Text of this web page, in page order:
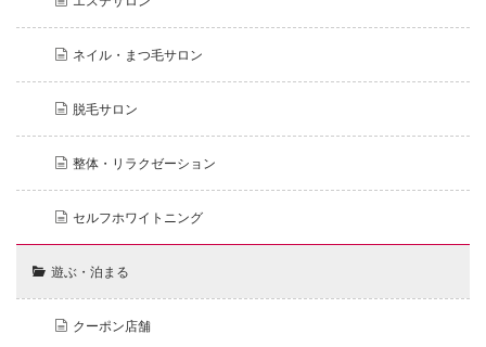
ネイル・まつ毛サロン
脱毛サロン
整体・リラクゼーション
セルフホワイトニング
遊ぶ・泊まる
クーポン店舗